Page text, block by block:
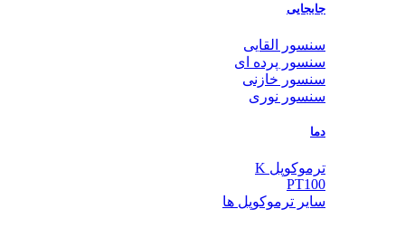
جابجایی
سنسور القایی
سنسور پرده ای
سنسور خازنی
سنسور نوری
دما
ترموکوپل K
PT100
سایر ترموکوپل ها